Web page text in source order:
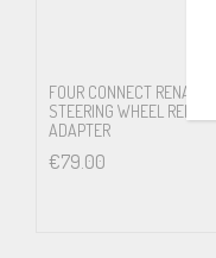
FOUR CONNECT RENAULT
STEERING WHEEL REMOTE
ADAPTER
€79.00